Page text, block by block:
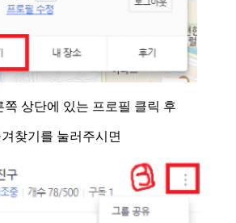
쪽 상단에 있는 프로필 클릭 후
찾기를 눌러주시면